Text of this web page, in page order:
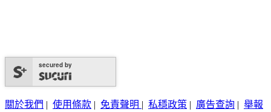
secured by
關於我們 | 使用條款 | 免責聲明 | 私穩政策 | 廣告查詢 | 舉報